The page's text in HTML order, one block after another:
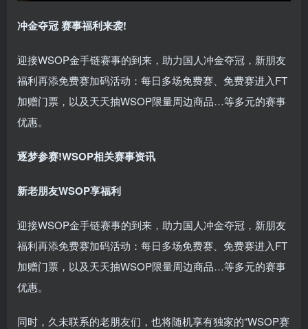
冲金夺冠 赛事福利来袭!
迎接WSOP金手链赛事的到来，助力国人冲金夺冠，新朋友
福利再添免费赛加码活动：每日多场免费赛、免费赛进入FT
加赠门票，以及天天抽WSOP限量周边商品…等多元的赛事
优惠。
逐梦参赛!WSOP相关赛事资讯
新老朋友WSOP享福利
迎接WSOP金手链赛事的到来，助力国人冲金夺冠，新朋友
福利再添免费赛加码活动：每日多场免费赛、免费赛进入FT
加赠门票，以及天天抽WSOP限量周边商品…等多元的赛事
优惠。
同时，久未联系的老朋友们，也将随机享有独家的“WSOP赛